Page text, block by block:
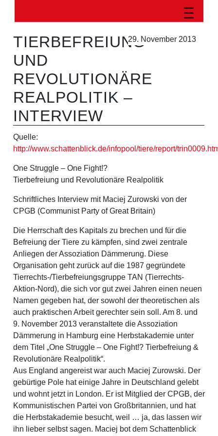
29. November 2013
TIERBEFREIUNG
UND
REVOLUTIONÄRE
REALPOLITIK –
INTERVIEW
Quelle:
http://www.schattenblick.de/infopool/tiere/report/
One Struggle – One Fight!?
Tierbefreiung und Revolutionäre Realpolitik
Schriftliches Interview mit Maciej Zurowski von der
CPGB (Communist Party of Great Britain)
Die Herrschaft des Kapitals zu brechen und für die
Befreiung der Tiere zu kämpfen, sind zwei zentrale
Anliegen der Assoziation Dämmerung. Diese
Organisation geht zurück auf die 1987 gegründete
Tierrechts-/Tierbefreiungsgruppe TAN (Tierrechts-
Aktion-Nord), die sich vor gut zwei Jahren einen neuen
Namen gegeben hat, der sowohl der theoretischen als
auch praktischen Arbeit gerechter sein soll. Am 8. und
9. November 2013 veranstaltete die Assoziation
Dämmerung in Hamburg eine Herbstakademie unter
dem Titel „One Struggle – One Fight!? Tierbefreiung &
Revolutionäre Realpolitik“.
Aus England angereist war auch Maciej Zurowski. Der
gebürtige Pole hat einige Jahre in Deutschland gelebt
und wohnt jetzt in London. Er ist Mitglied der CPGB, der
Kommunistischen Partei von Großbritannien, und hat
die Herbstakademie besucht, weil … ja, das lassen wir
ihn lieber selbst sagen. Maciej bot dem Schattenblick